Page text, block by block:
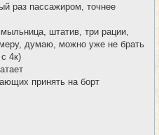
и
раз пассажиром, точнее
штатив, три рации,
думаю, можно уже не брать
4к)
принять на борт